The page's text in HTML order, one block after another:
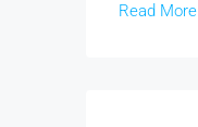
Read More